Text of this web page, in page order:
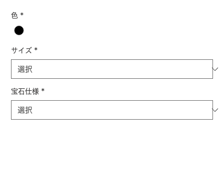
色 *
サイズ *
宝石仕様 *